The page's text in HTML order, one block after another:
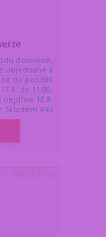
dovolené,
objednané a
do pondělí
17.8. do 11:00,
nejdříve 18.8.
Skladem 4 ks